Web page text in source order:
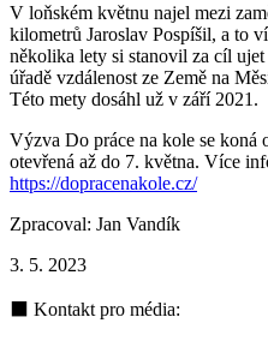
V loňském květnu najel mezi
kilometrů Jaroslav Pospíšil, a to
několika lety si stanovil za cíl
úřadě vzdálenost ze Země na
Této mety dosáhl už v září 2021.
Výzva Do práce na kole se koná
otevřená až do 7. května. Více
https://dopracenakole.cz/
Zpracoval: Jan Vandík
3. 5. 2023
⬛ Kontakt pro média: